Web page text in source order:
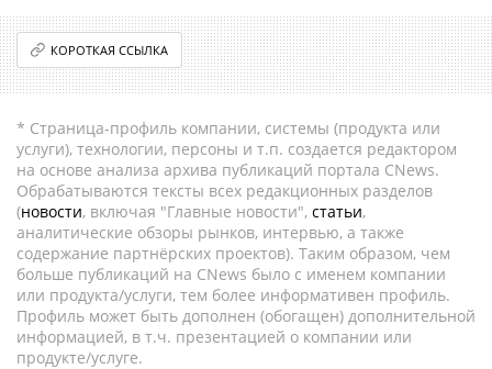
КОРОТКАЯ ССЫЛКА
* Страница-профиль компании, системы (продукта или
услуги), технологии, персоны и т.п. создается редактором
на основе анализа архива публикаций портала CNews.
Обрабатываются тексты всех редакционных разделов
(новости, включая "Главные новости", статьи,
аналитические обзоры рынков, интервью, а также
содержание партнёрских проектов). Таким образом, чем
больше публикаций на CNews было с именем компании
или продукта/услуги, тем более информативен профиль.
Профиль может быть дополнен (обогащен) дополнительной
информацией, в т.ч. презентацией о компании или
продукте/услуге.